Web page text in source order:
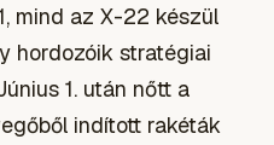
mind az X-22 készül
hordozóik stratégiai
1. után nőtt a
indított rakéták